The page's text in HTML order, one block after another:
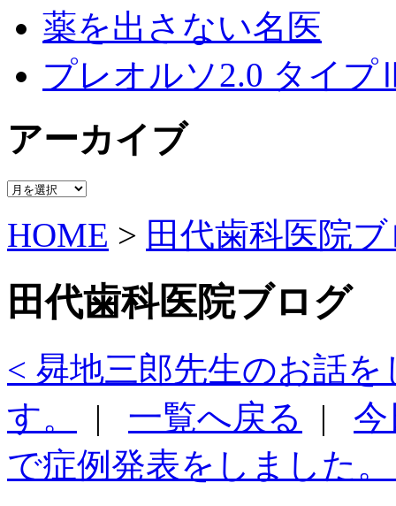
薬を出さない名医
プレオルソ2.0 タイ
アーカイブ
ア
カ
イ
HOME > 田代歯科医院
田代歯科医院ブログ
< 曻地三郎先生のお話
す。
| 一覧へ戻る |
で症例発表をしました